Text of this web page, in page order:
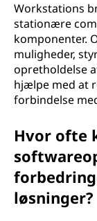
Workstations
stationære
komponenter.
muligheder,
opretholdelse
hjælpe med at
forbindelse
Hvor ofte
løsninger?